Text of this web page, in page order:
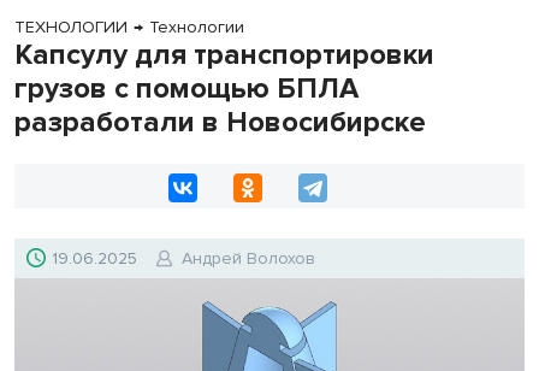
ТЕХНОЛОГИИ → Технологии
Капсулу для транспортировки
грузов с помощью БПЛА
разработали в Новосибирске
19.06.2025 Андрей Волохов